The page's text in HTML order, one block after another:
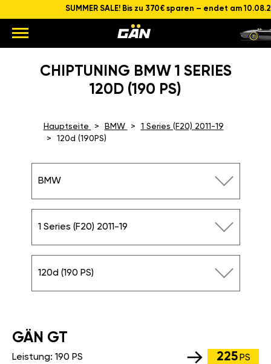
SUMMER SALE! Bis zu 370€ sparen – endet am
CHIPTUNING BMW 1 SERIES
120D (190 PS)
Hauptseite BMW
1 Series (F20) 2011-19
120d (190PS)
BMW
1 Series (F20) 2011-19
120d (190 PS)
GÄN GT
Leistung: 190 PS 225 PS